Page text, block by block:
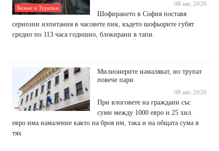
Бизнес и Туризъм
08 авг, 2026
Шофирането в София поставя
сериозни изпитания в часовете пик, където шофьорите губят
средно по 113 часа годишно, блокирани в тапи.
Милионерите намаляват, но трупат
повече пари
08 авг, 2026
При влоговете на граждани със
суми между 1000 евро и 25 хил.
евро има намаление както на броя им, така и на общата сума в
тях